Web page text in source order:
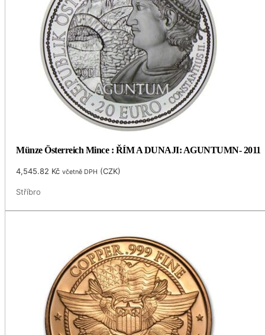
Münze Österreich Mince : ŘÍM A DUNAJI: AGUNTUMN- 2011
4,545.82 Kč včetně DPH (CZK)
Stříbro